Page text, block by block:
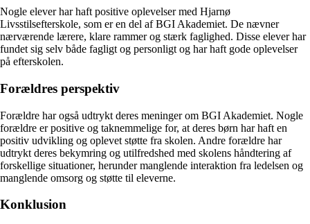
Nogle elever har haft positive oplevelser med Hjarnø
Livsstilsefterskole, som er en del af BGI Akademiet. De nævner
nærværende lærere, klare rammer og stærk faglighed. Disse elever har
fundet sig selv både fagligt og personligt og har haft gode oplevelser
på efterskolen.
Forældres perspektiv
Forældre har også udtrykt deres meninger om BGI Akademiet. Nogle
forældre er positive og taknemmelige for, at deres børn har haft en
positiv udvikling og oplevet støtte fra skolen. Andre forældre har
udtrykt deres bekymring og utilfredshed med skolens håndtering af
forskellige situationer, herunder manglende interaktion fra ledelsen og
manglende omsorg og støtte til eleverne.
Konklusion